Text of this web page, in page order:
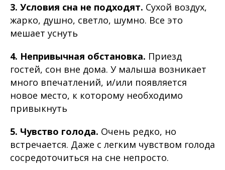
3. Условия сна не подходят. Сухой воздух,
жарко, душно, светло, шумно. Все это
мешает уснуть
4. Непривычная обстановка. Приезд
гостей, сон вне дома. У малыша возникает
много впечатлений, и/или появляется
новое место, к которому необходимо
привыкнуть
5. Чувство голода. Очень редко, но
встречается. Даже с легким чувством голода
сосредоточиться на сне непросто.